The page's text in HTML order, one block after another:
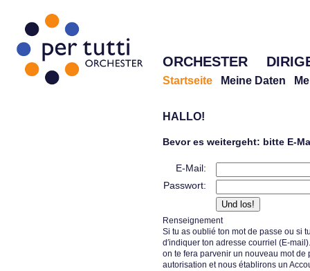
ORCHESTER
Startseite Meine Daten
HALLO!
Bevor es weitergeht: bitte E-
E-Mail:
Passwort:
Renseignement
Si tu as oublié ton mot de passe ou si
d′indiquer ton adresse courriel (E-
on te fera parvenir un nouveau mot
autorisation et nous établirons un